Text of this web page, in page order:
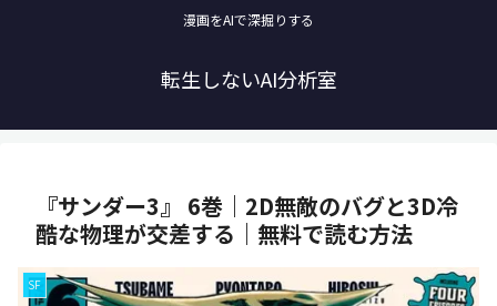
漫画をAIで深掘りする
転生しないAI分析室
『サンダー3』 6巻｜2D無敵のバグと3D冷
酷な物理が交差する｜無料で読む方法
SF